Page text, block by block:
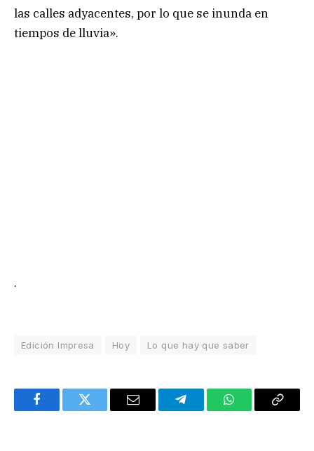
las calles adyacentes, por lo que se inunda en
tiempos de lluvia».
.
Edición Impresa Hoy Lo que hay que saber
FacebookTwitter Email TelegramWhatsAppCopy